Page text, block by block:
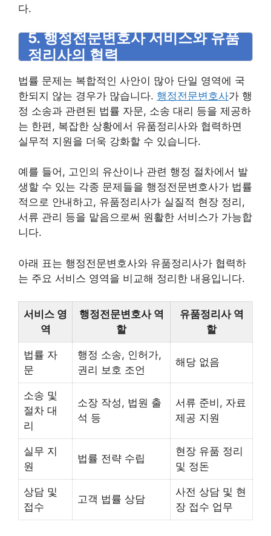
다.
5. 행정전문변호사 서비스와 유품
정리사의 협력
법률 문제는 복합적인 사안이 많아 단일 영역에 국
한되지 않는 경우가 많습니다. 행정전문변호사가 행
정 소송과 관련된 법률 자문, 소송 대리 등을 제공하
는 한편, 복잡한 상황에서 유품정리사와 협력하면
실무적 지원을 더욱 강화할 수 있습니다.
예를 들어, 고인의 유산이나 관련 행정 절차에서 발
생할 수 있는 각종 문제들을 행정전문변호사가 법률
적으로 안내하고, 유품정리사가 실질적 현장 정리,
서류 관리 등을 맡음으로써 원활한 서비스가 가능합
니다.
아래 표는 행정전문변호사와 유품정리사가 협력하
는 주요 서비스 영역을 비교해 정리한 내용입니다.
서비스 영
역
행정전문변호사 역
할
유품정리사 역
할
법률 자
문
행정 소송, 인허가,
권리 보호 조언
해당 없음
소송 및
절차 대
리
소장 작성, 법원 출
석 등
서류 준비, 자료
제공 지원
실무 지
원
법률 전략 수립
현장 유품 정리
및 정돈
상담 및
접수
고객 법률 상담
사전 상담 및 현
장 접수 업무